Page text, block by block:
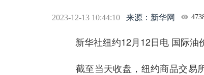
2023-12-13 10:44:10 来源：新华网
新华社纽约12月12日电 国际油价
截至当天收盘，纽约商品交易所